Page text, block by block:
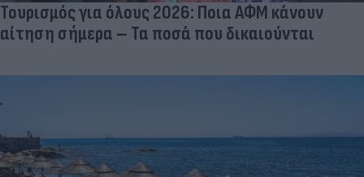
Τουρισμός για όλους 2026: Ποια ΑΦΜ κάνουν
αίτηση σήμερα – Τα ποσά που δικαιούνται